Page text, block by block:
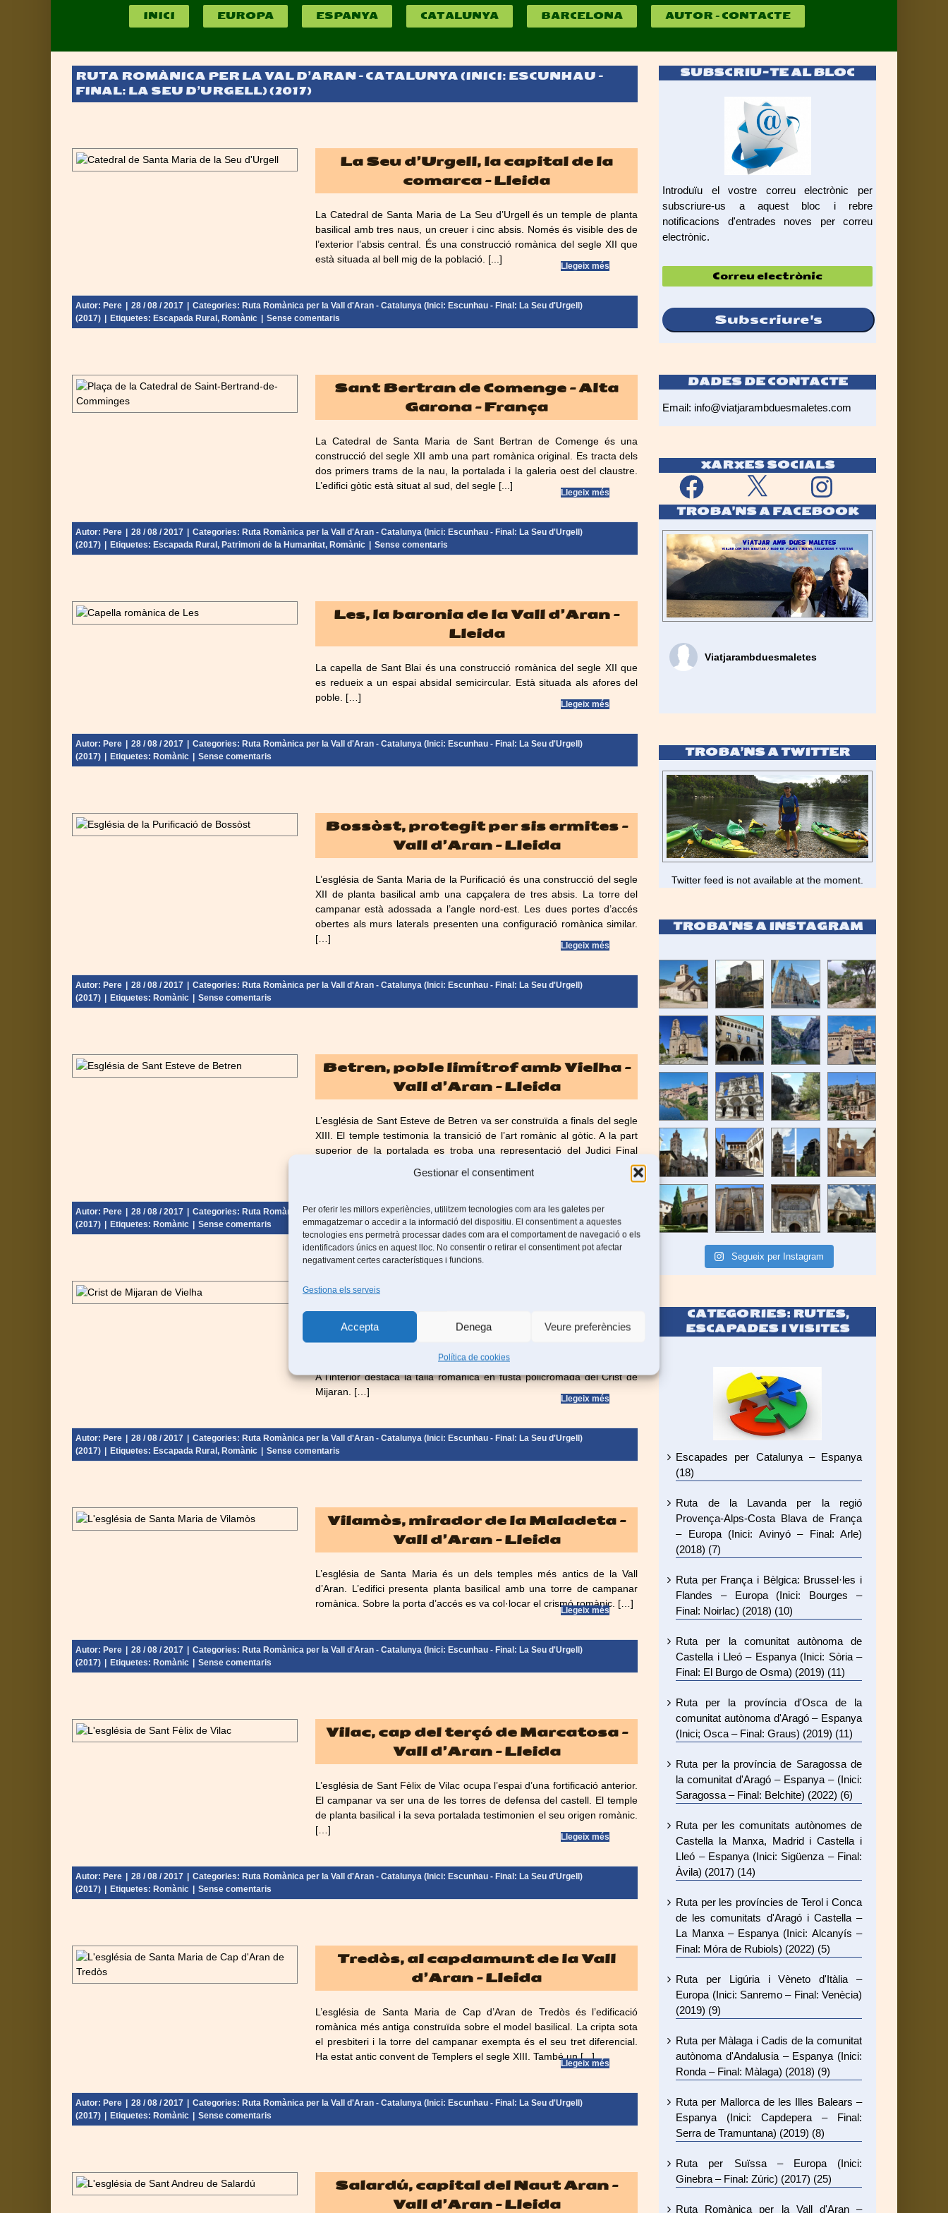
Gestionar el consentiment
Per oferir les millors experiències, utilitzem tecnologies com ara les galetes per
emmagatzemar o accedir a la informació del dispositiu. El consentiment a aquestes
tecnologies ens permetrà processar dades com ara el comportament de navegació o els
identificadors únics en aquest lloc. No consentir o retirar el consentiment pot afectar
negativament certes característiques i funcions.
Gestiona els serveis
Accepta Denega Veure preferències
Política de cookies
INICI EUROPA ESPANYA CATALUNYA BARCELONA AUTOR – CONTACTE
RUTA ROMÀNICA PER LA VAL D’ARAN – CATALUNYA (INICI: ESCUNHAU –
FINAL: LA SEU D’URGELL) (2017)
La Seu d’Urgell, la capital de la
comarca – Lleida
La Catedral de Santa Maria de La Seu d’Urgell és un temple de planta
basilical amb tres naus, un creuer i cinc absis. Només és visible des de
l’exterior l’absis central. És una construcció romànica del segle XII que
està situada al bell mig de la població. [...]
Autor: Pere 28 / 08 / 2017 Categories: Ruta Romànica per la Vall d'Aran - Catalunya (Inici: Escunhau - Final: La Seu d'Urgell)
(2017)
Etiquetes: Escapada Rural , Romànic Sense comentaris
Llegeix més
Sant Bertran de Comenge – Alta
Garona – França
La Catedral de Santa Maria de Sant Bertran de Comenge és una
construcció del segle XII amb una part romànica original. Es tracta dels
dos primers trams de la nau, la portalada i la galeria oest del claustre.
L’edifici gòtic està situat al sud, del segle [...]
Autor: Pere 28 / 08 / 2017 Categories: Ruta Romànica per la Vall d'Aran - Catalunya (Inici: Escunhau - Final: La Seu d'Urgell)
(2017)
Etiquetes: Escapada Rural , Patrimoni de la Humanitat, Romànic Sense comentaris
Llegeix més
Les, la baronia de la Vall d’Aran –
Lleida
La capella de Sant Blai és una construcció romànica del segle XII que
es redueix a un espai absidal semicircular. Està situada als afores del
poble. […]
Autor: Pere 28 / 08 / 2017 Categories: Ruta Romànica per la Vall d'Aran - Catalunya (Inici: Escunhau - Final: La Seu d'Urgell)
(2017)
Etiquetes: Romànic Sense comentaris
Llegeix més
Bossòst, protegit per sis ermites –
Vall d’Aran – Lleida
L’església de Santa Maria de la Purificació és una construcció del segle
XII de planta basilical amb una capçalera de tres absis. La torre del
campanar està adossada a l’angle nord-est. Les dues portes d’accés
obertes als murs laterals presenten una configuració romànica similar.
[…]
Autor: Pere 28 / 08 / 2017 Categories: Ruta Romànica per la Vall d'Aran - Catalunya (Inici: Escunhau - Final: La Seu d'Urgell)
(2017)
Etiquetes: Romànic Sense comentaris
Llegeix més
Betren, poble limítrof amb Vielha –
Vall d’Aran – Lleida
L’església de Sant Esteve de Betren va ser construïda a finals del segle
XIII. El temple testimonia la transició de l’art romànic al gòtic. A la part
superior de la portalada es troba una representació del Judici Final
Autor: Pere 28 / 08 / 2017 Categories: Ruta Romànica per la Vall d'Aran - Catalunya (Inici: Escunhau - Final: La Seu d'Urgell)
(2017)
Etiquetes: Romànic Sense comentaris
Vielha, capital de la Vall d’Aran –
del romànic al gòtic. Originalment, va ser la capella del castell de Vielha.
A l’interior destaca la talla romànica en fusta policromada del Crist de
Mijaran. […]
Autor: Pere 28 / 08 / 2017 Categories: Ruta Romànica per la Vall d'Aran - Catalunya (Inici: Escunhau - Final: La Seu d'Urgell)
(2017)
Etiquetes: Escapada Rural , Romànic Sense comentaris
Llegeix més
Vilamòs, mirador de la Maladeta –
Vall d’Aran – Lleida
L’església de Santa Maria és un dels temples més antics de la Vall
d’Aran. L’edifici presenta planta basilical amb una torre de campanar
romànica. Sobre la porta d’accés es va col·locar el crismó romànic. […]
Autor: Pere 28 / 08 / 2017 Categories: Ruta Romànica per la Vall d'Aran - Catalunya (Inici: Escunhau - Final: La Seu d'Urgell)
(2017)
Etiquetes: Romànic Sense comentaris
Llegeix més
Vilac, cap del terçó de Marcatosa –
Vall d’Aran – Lleida
L’església de Sant Fèlix de Vilac ocupa l’espai d’una fortificació anterior.
El campanar va ser una de les torres de defensa del castell. El temple
de planta basilical i la seva portalada testimonien el seu origen romànic.
[…]
Autor: Pere 28 / 08 / 2017 Categories: Ruta Romànica per la Vall d'Aran - Catalunya (Inici: Escunhau - Final: La Seu d'Urgell)
(2017)
Etiquetes: Romànic Sense comentaris
Llegeix més
Tredòs, al capdamunt de la Vall
d’Aran – Lleida
L’església de Santa Maria de Cap d’Aran de Tredòs és l’edificació
romànica més antiga construïda sobre el model basilical. La cripta sota
el presbiteri i la torre del campanar exempta és el seu tret diferencial.
Ha estat antic convent de Templers el segle XIII. També un [...]
Autor: Pere 28 / 08 / 2017 Categories: Ruta Romànica per la Vall d'Aran - Catalunya (Inici: Escunhau - Final: La Seu d'Urgell)
(2017)
Etiquetes: Romànic Sense comentaris
Llegeix més
Salardú, capital del Naut Aran –
Vall d’Aran – Lleida
SUBSCRIU-TE AL BLOC
Introduïu el vostre correu electrònic per
subscriure-us a aquest bloc i rebre
notificacions d'entrades noves per correu
electrònic.
electrònic
Subscriure's
DADES DE CONTACTE
Email: info@viatjarambduesmaletes.com
XARXES SOCIALS
Facebook
TROBA’NS A FACEBOOK
Viatjarambduesmaletes
TROBA’NS A TWITTER
Twitter feed is not available at the moment.
TROBA’NS A INSTAGRAM
Segueix per Instagram
CATEGORIES: RUTES,
ESCAPADES I VISITES
Escapades per Catalunya – Espanya
(18)
Ruta de la Lavanda per la regió
Provença-Alps-Costa Blava de França
– Europa (Inici: Avinyó – Final: Arle)
(2018) (7)
Ruta per França i Bèlgica: Brussel·les i
Flandes – Europa (Inici: Bourges –
Final: Noirlac) (2018) (10)
Ruta per la comunitat autònoma de
Castella i Lleó – Espanya (Inici: Sòria –
Final: El Burgo de Osma) (2019) (11)
Ruta per la província d'Osca de la
comunitat autònoma d'Aragó – Espanya
(Inici; Osca – Final: Graus) (2019) (11)
Ruta per la província de Saragossa de
la comunitat d'Aragó – Espanya – (Inici:
Saragossa – Final: Belchite) (2022) (6)
Ruta per les comunitats autònomes de
Castella la Manxa, Madrid i Castella i
Lleó – Espanya (Inici: Sigüenza – Final:
Àvila) (2017) (14)
Ruta per les províncies de Terol i Conca
de les comunitats d'Aragó i Castella –
La Manxa – Espanya (Inici: Alcanyís –
Final: Móra de Rubiols) (2022) (5)
Ruta per Ligúria i Vèneto d'Itàlia –
Europa (Inici: Sanremo – Final: Venècia)
(2019) (9)
Ruta per Màlaga i Cadis de la comunitat
autònoma d'Andalusia – Espanya (Inici:
Ronda – Final: Màlaga) (2018) (9)
Ruta per Mallorca de les Illes Balears –
Espanya (Inici: Capdepera – Final:
Serra de Tramuntana) (2019) (8)
Ruta per Suïssa – Europa (Inici:
Ginebra – Final: Zúric) (2017) (25)
Ruta Romànica per la Vall d'Aran –